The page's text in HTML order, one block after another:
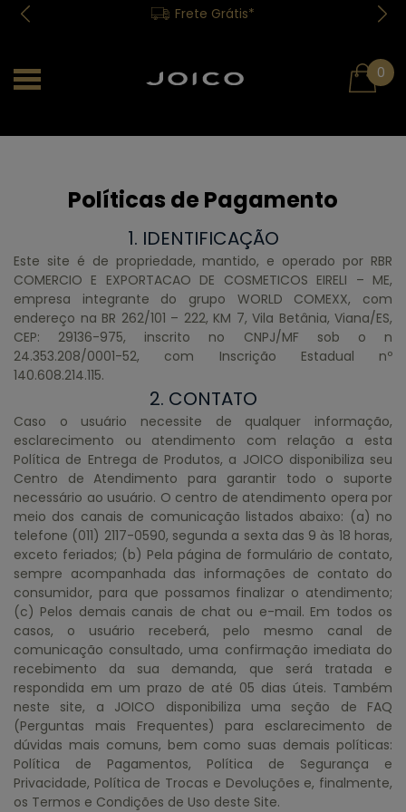
Frete Grátis*
0
Políticas de Pagamento
1. IDENTIFICAÇÃO
Este site é de propriedade, mantido, e operado por RBR
COMERCIO E EXPORTACAO DE COSMETICOS EIRELI – ME,
empresa integrante do grupo WORLD COMEXX, com
endereço na BR 262/101 – 222, KM 7, Vila Betânia, Viana/ES,
CEP: 29136-975, inscrito no CNPJ/MF sob o n
24.353.208/0001-52, com Inscrição Estadual nº
140.608.214.115.
2. CONTATO
Caso o usuário necessite de qualquer informação,
esclarecimento ou atendimento com relação a esta
Política de Entrega de Produtos, a JOICO disponibiliza seu
Centro de Atendimento para garantir todo o suporte
necessário ao usuário. O centro de atendimento opera por
meio dos canais de comunicação listados abaixo: (a) no
telefone (011) 2117-0590, segunda a sexta das 9 às 18 horas,
exceto feriados; (b) Pela página de formulário de contato,
sempre acompanhada das informações de contato do
consumidor, para que possamos finalizar o atendimento;
(c) Pelos demais canais de chat ou e-mail. Em todos os
casos, o usuário receberá, pelo mesmo canal de
comunicação consultado, uma confirmação imediata do
recebimento da sua demanda, que será tratada e
respondida em um prazo de até 05 dias úteis. Também
neste site, a JOICO disponibiliza uma seção de FAQ
(Perguntas mais Frequentes) para esclarecimento de
dúvidas mais comuns, bem como suas demais políticas:
Política de Pagamentos, Política de Segurança e
Privacidade, Política de Trocas e Devoluções e, finalmente,
os Termos e Condições de Uso deste Site.